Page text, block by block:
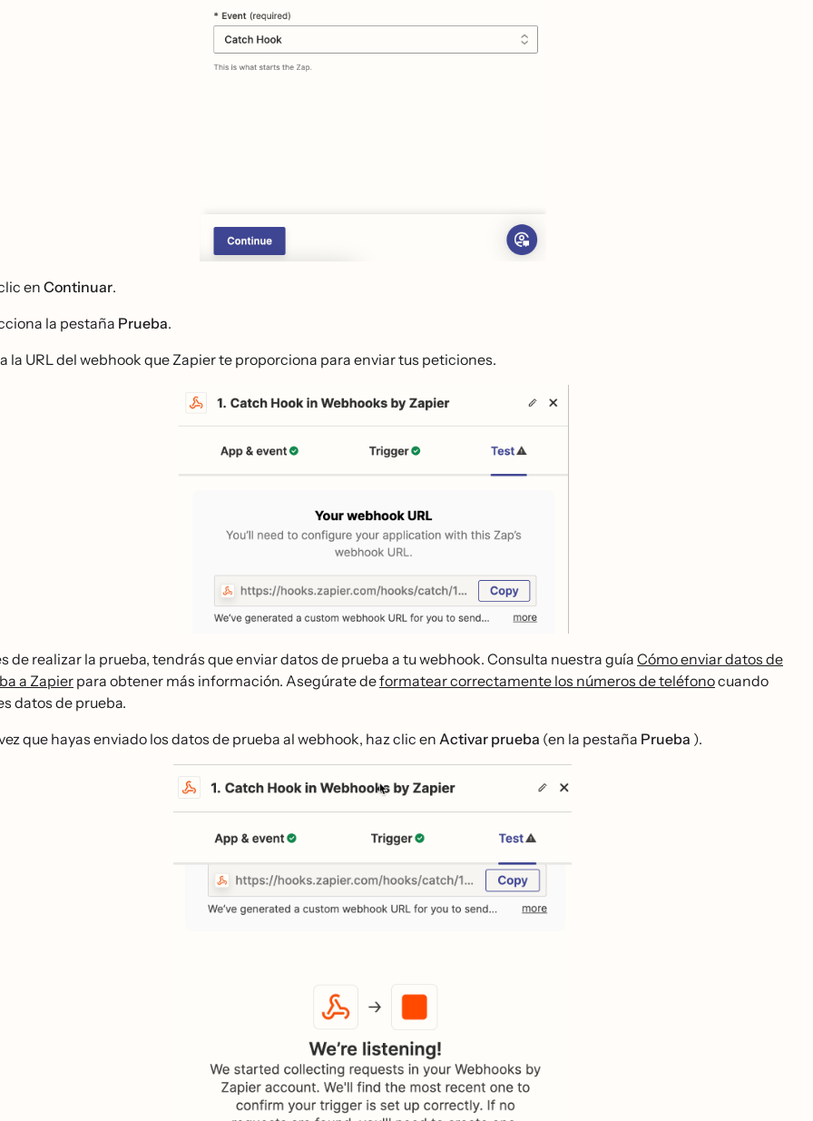
enContinuar.
la pestaña Prueba.
la URL del webhook que Zapier te proporciona para enviar tus peticiones.
de realizar la prueba, tendrás que enviar datos de prueba a tu webhook. Consulta nuestra guía Cómo enviar datos de
a Zapier para obtener más información. Asegúrate deformatear correctamente los números de teléfonocuando
datos de prueba.
que hayas enviado los datos de prueba al webhook, haz clic en Activar prueba (en la pestaña Prueba ).